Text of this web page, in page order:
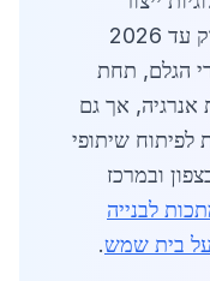
אוטומטיות וחדשניות. ניתוח השוק עד 2026
הגלם, תחת
אנרגיה, אך גם
לפיתוח שיתופי
ובמרכז
לבנייה
בית שמש.